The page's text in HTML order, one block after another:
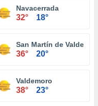
Navacerrada
32° 18°
San Martín de
36° 20°
Valdemoro
38° 23°